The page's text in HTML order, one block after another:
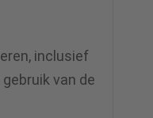
inclusief
van de